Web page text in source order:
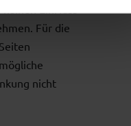
Für die
nicht